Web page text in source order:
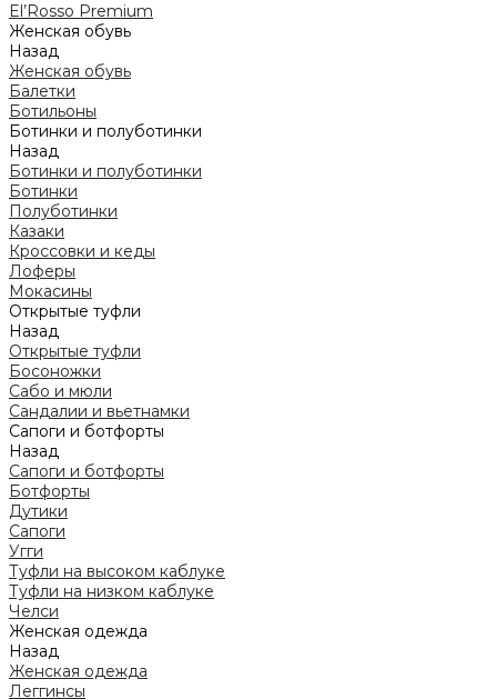
El’Rosso Premium
Женская обувь
Назад
Женская обувь
Балетки
Ботильоны
Ботинки и полуботинки
Назад
Ботинки и полуботинки
Ботинки
Полуботинки
Казаки
Кроссовки и кеды
Лоферы
Мокасины
Открытые туфли
Назад
Открытые туфли
Босоножки
Сабо и мюли
Сандалии и вьетнамки
Сапоги и ботфорты
Назад
Сапоги и ботфорты
Ботфорты
Дутики
Сапоги
Угги
Туфли на высоком каблуке
Туфли на низком каблуке
Челси
Женская одежда
Назад
Женская одежда
Леггинсы